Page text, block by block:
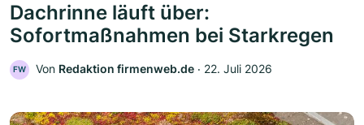
Dachrinne läuft über:
Sofortmaßnahmen bei Starkregen
FW Von Redaktion firmenweb.de ‧ 22. Juli 2026